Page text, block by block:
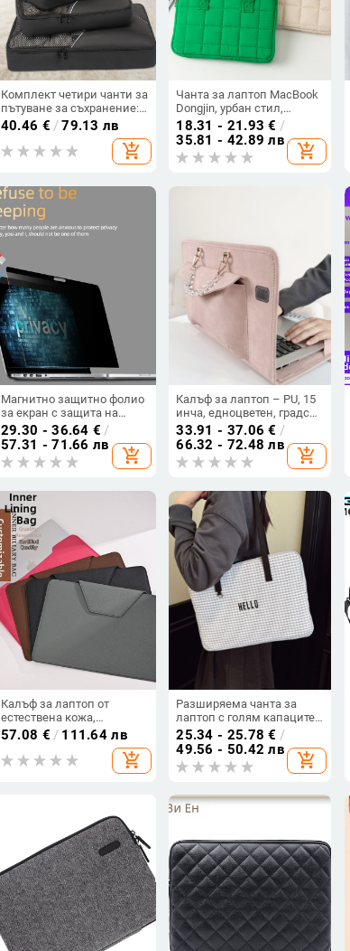
Комплект четири чанти за
пътуване за съхранение:
дишащи, водоустойчиви,
ултралеки; оксфордова
материя; подплата от
40.46 € /79.13 лв
add_shopping_cart
Чанта за лаптоп MacBook
Dongjin, урбан стил,
дишаща полиестерна
материя, подплата от
полиестер, унисекс,
пролет 2025
18.31 - 21.93 € /
35.81 - 42.89 лв
add_shopping_cart
Магнитно защитно фолио
за екран с защита на
личното пространство за
MacBook Pro 14–16 инча,
M5
29.30 - 36.64 € /
57.31 - 71.66 лв
add_shopping_cart
Калъф за лаптоп – PU, 15
инча, едноцветен, градски
стил, преносим делови
калъф
33.91 - 37.06 € /
66.32 - 72.48 лв
add_shopping_cart
Калъф за лаптоп от
естествена кожа,
магнитно закопчаване,
кожа от първи слой и
подплата от кожа,
подходящ за бизнес
57.08 € / 111.64 лв
add_shopping_cart
Разширяема чанта за
лаптоп с голям капацитет,
памук, каре шарка,
подплата полиестер, стил
уличен
25.34 - 25.78 € /
49.56 - 50.42 лв
add_shopping_cart